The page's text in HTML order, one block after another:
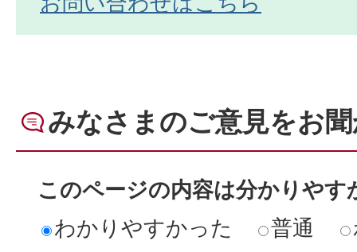
みなさまのご意見をお
このページの内容は分かりやす
わかりやすかった
普通